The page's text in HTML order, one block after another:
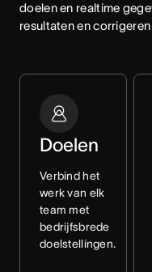
doelen en realtime
resultaten en
Doelen
Verbind het
werk van elk
team met
bedrijfsbrede
doelstellingen.